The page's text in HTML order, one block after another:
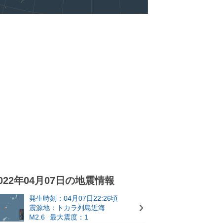
年04月07日の地震情報
発生時刻：04月07日22:26頃
震源地：トカラ列島近海
M2.6
最大震度：1